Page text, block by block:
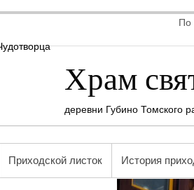
По
Храм
деревни Губино Томского
Приходской листок История